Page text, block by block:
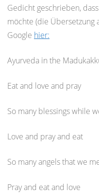
Gedicht geschrieben,
möchte (die Übersetzung
Google hier:
Ayurveda in the
Eat and love and pray
So many blessings while
Love and pray and eat
So many angels that we
Pray and eat and love